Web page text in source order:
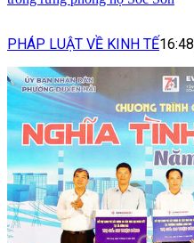
PHÁP LUẬT VỀ KINH TẾ16:48